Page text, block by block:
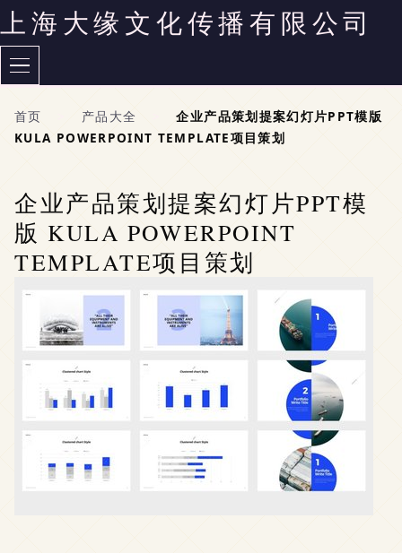
上海大缘文化传播有限公司
首页 产品大全
企业产品策划提案幻灯片PPT模版
KULA POWERPOINT TEMPLATE项目策划
企业产品策划提案幻灯片PPT模
版 KULA POWERPOINT
TEMPLATE项目策划